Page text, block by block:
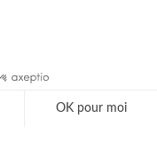
OK pour moi